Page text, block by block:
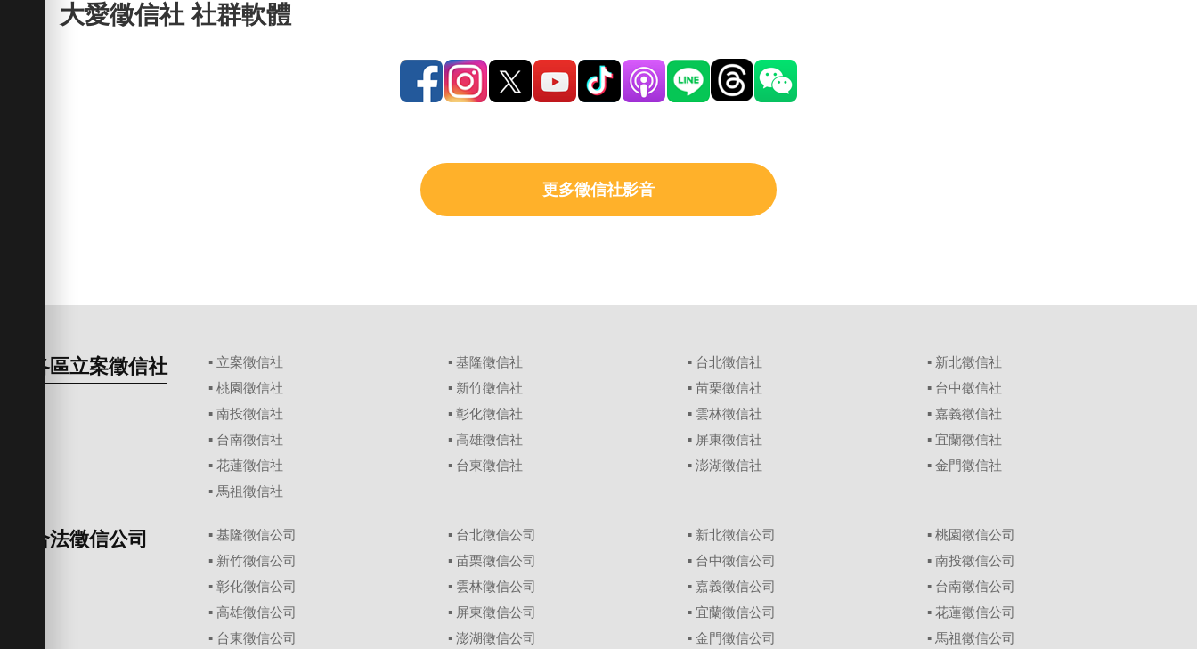
大愛徵信社 社群軟體
更多徵信社影音
各區立案徵信社 ▪ 立案徵信社 ▪ 基隆徵信社 ▪ 台北徵信社 ▪ 新北徵信社
▪ 桃園徵信社 ▪ 新竹徵信社 ▪ 苗栗徵信社 ▪ 台中徵信社
▪ 南投徵信社 ▪ 彰化徵信社 ▪ 雲林徵信社 ▪嘉義徵信社
▪ 台南徵信社 ▪ 高雄徵信社 ▪ 屏東徵信社 ▪宜蘭徵信社
▪ 花蓮徵信社 ▪ 台東徵信社 ▪ 澎湖徵信社 ▪金門徵信社
▪ 馬祖徵信社
合法徵信公司 ▪ 基隆徵信公司 ▪ 台北徵信公司 ▪ 新北徵信公司 ▪桃園徵信公司
▪ 新竹徵信公司 ▪ 苗栗徵信公司 ▪ 台中徵信公司 ▪南投徵信公司
▪ 彰化徵信公司 ▪ 雲林徵信公司 ▪ 嘉義徵信公司 ▪ 台南徵信公司
▪ 高雄徵信公司 ▪ 屏東徵信公司 ▪ 宜蘭徵信公司 ▪花蓮徵信公司
▪ 台東徵信公司 ▪ 澎湖徵信公司 ▪ 金門徵信公司 ▪馬祖徵信公司